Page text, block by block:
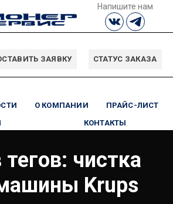
Напишите нам
ЗАЯВКУ СТАТУС ЗАКАЗА
О КОМПАНИИ
ПРАЙС-ЛИСТ
КОНТАКТЫ
чистка
Krups